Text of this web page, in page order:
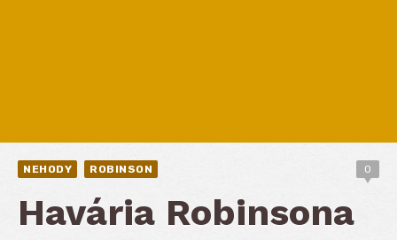
NEHODY ROBINSON 0
Havária Robinsona